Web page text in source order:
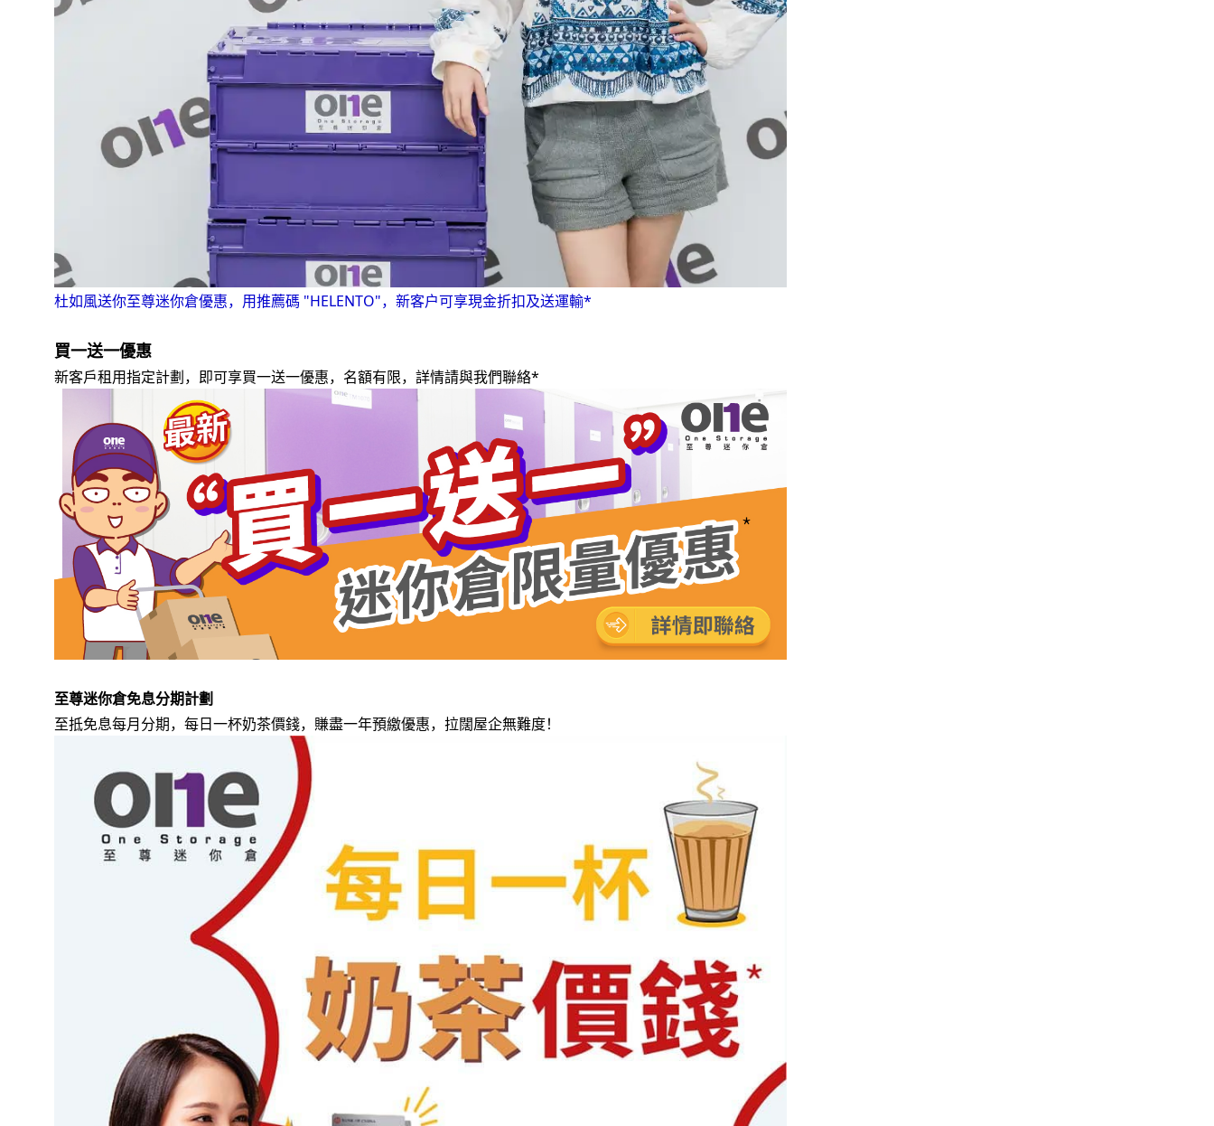
杜如風送你至尊迷你倉優惠，用推薦碼 "HELENTO"，新客户可享現金折扣及送運輸*
買一送一優惠
新客戶租用指定計劃，即可享買一送一優惠，名額有限，詳情請與我們聯絡*
至尊迷你倉免息分期計劃
至抵免息每月分期，每日一杯奶茶價錢，賺盡一年預繳優惠，拉闊屋企無難度！